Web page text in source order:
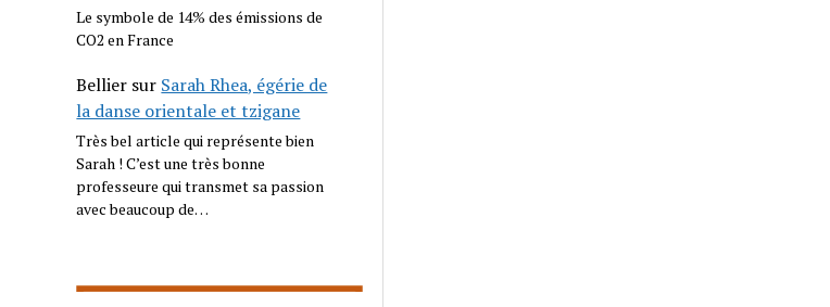
Le symbole de 14% des émissions de
CO2 en France
Bellier sur Sarah Rhea, égérie de
la danse orientale et tzigane
Très bel article qui représente bien
Sarah ! C’est une très bonne
professeure qui transmet sa passion
avec beaucoup de…